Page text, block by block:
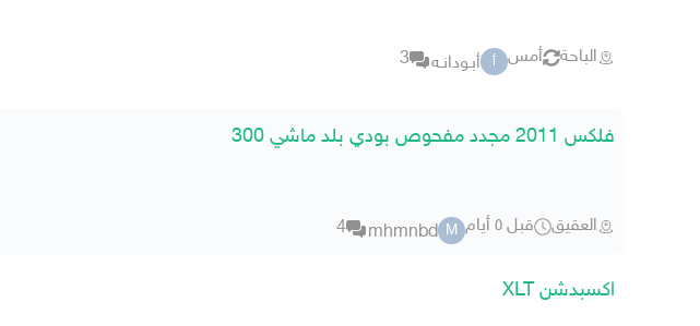
الباحة أمس أ أبـودانـه 3
فلكس 2011 مجدد مفحوص بودي بلد ماشي 300
العقيق قبل ٥ أيام M
mhmnbd
4
اكسبدشن XLT